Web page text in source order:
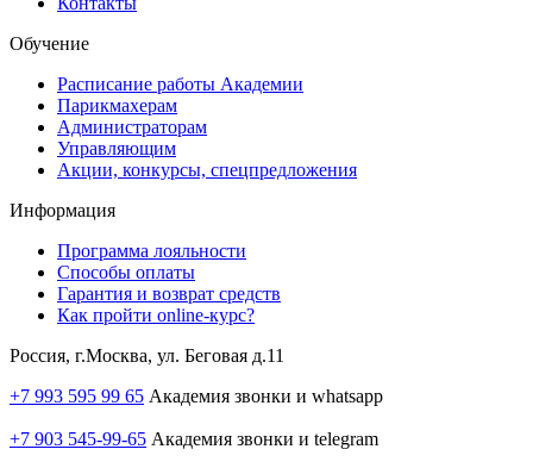
Обучение
Расписание работы Академии
Парикмахерам
Администраторам
Управляющим
Акции, конкурсы, спецпредложения
Информация
Программа лояльности
Способы оплаты
Гарантия и возврат средств
Как пройти online-курс?
Россия, г.Москва, ул. Беговая д.11
+7 993 595 99 65 Академия звонки и whatsapp
+7 903 545-99-65 Академия звонки и telegram